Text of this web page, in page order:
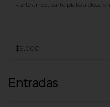
Parte arroz, parte plato a elección
$9.000
Entradas